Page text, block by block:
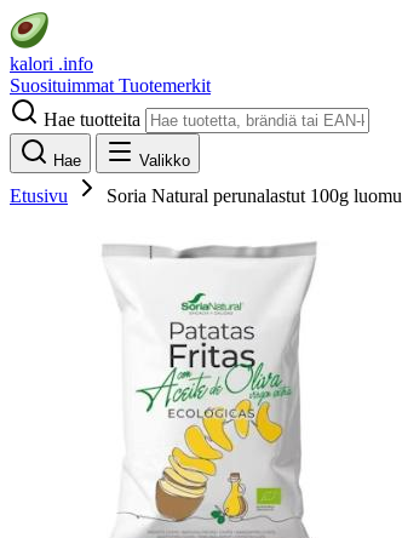
kalori .info
Suosituimmat Tuotemerkit
Hae tuotteita
Hae Valikko
Etusivu Soria Natural perunalastut 100g luomu